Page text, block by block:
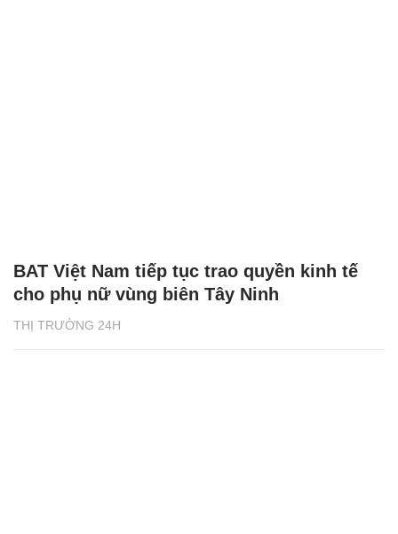
THỊ TRƯỜNG 24H
BAT Việt Nam tiếp tục trao quyền kinh tế
cho phụ nữ vùng biên Tây Ninh